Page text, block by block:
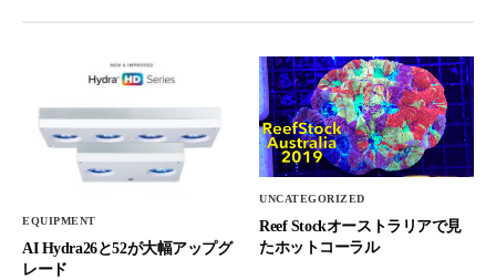
EQUIPMENT
AI Hydra26と52が大幅アップグ
レード
UNCATEGORIZED
Reef Stockオーストラリアで見
たホットコーラル